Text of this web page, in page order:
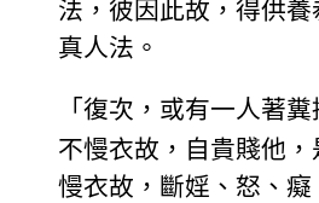
法，彼因此故，得供
真人法。
「復次，或有一人著
不慢衣故，自貴賤他
慢衣故，斷婬、怒、